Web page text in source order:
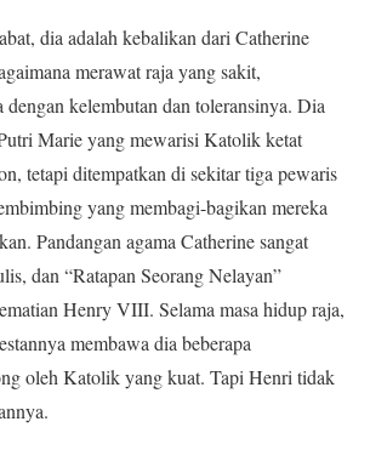
dia adalah kebalikan dari Catherine
merawat raja yang sakit,
kelembutan dan toleransinya. Dia
Marie yang mewarisi Katolik ketat
tetapi ditempatkan di sekitar tiga pewaris
yang membagi-bagikan mereka
Pandangan agama Catherine sangat
dan “Ratapan Seorang Nelayan”
Henry VIII. Selama masa hidup raja,
membawa dia beberapa
oleh Katolik yang kuat. Tapi Henri tidak